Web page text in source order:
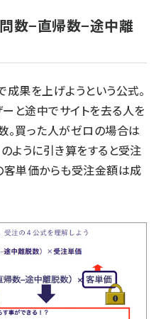
数−直帰数−途中離
果を上げようという公式。
と途中でサイトを去る人を
。買った人がゼロの場合は
ように引き算をすると受注
客単価からも受注金額は成